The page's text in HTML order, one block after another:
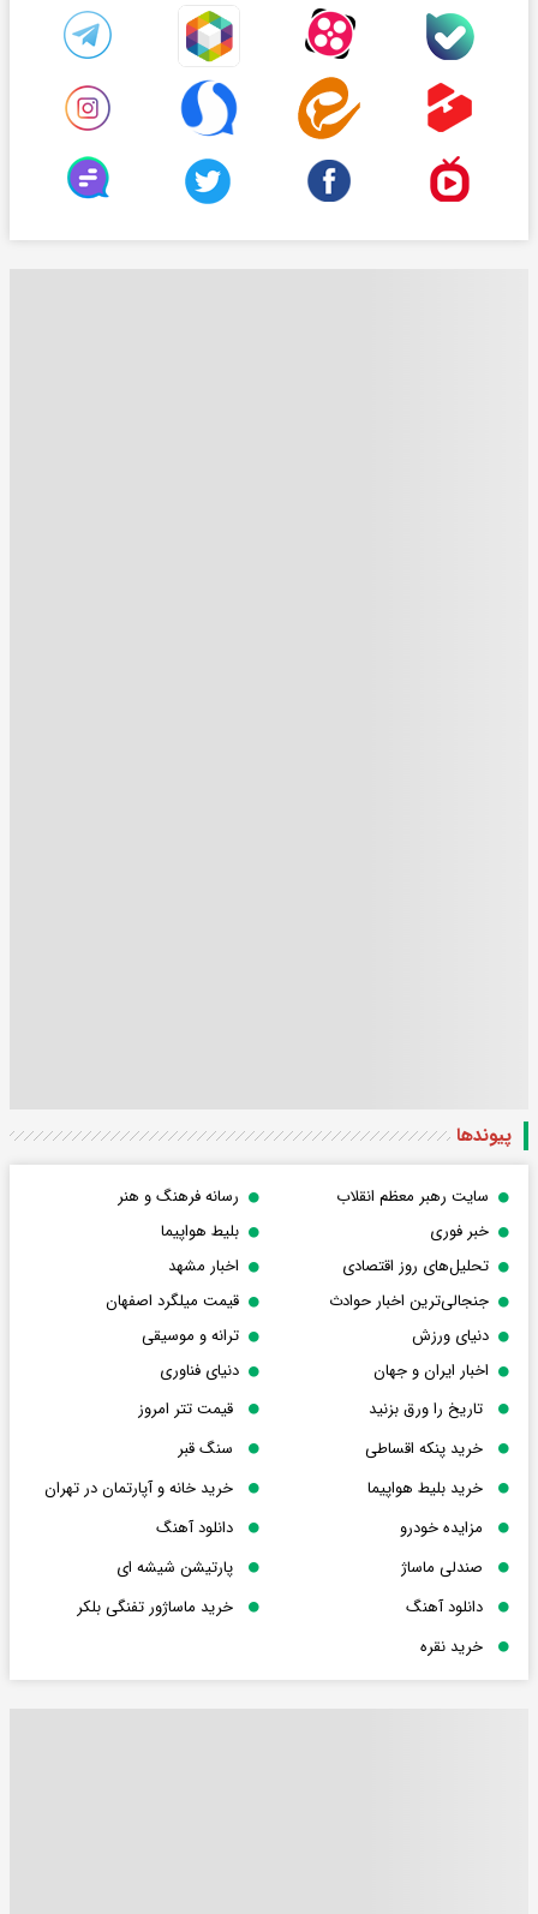
پیوندها
سایت رهبر معظم انقلاب
رسانه فرهنگ و هنر
خبر فوری
بلیط هواپیما
تحلیل‌های روز اقتصادی
اخبار مشهد
جنجالی‌ترین اخبار حوادث
قیمت میلگرد اصفهان
دنیای ورزش
ترانه و موسیقی
اخبار ایران و جهان
دنیای فناوری
تاریخ را ورق بزنید
قیمت تتر امروز
خرید پنکه اقساطی
سنگ قبر
خرید بلیط هواپیما
خرید خانه و آپارتمان در تهران
مزایده خودرو
دانلود آهنگ
صندلی ماساژ
پارتیشن شیشه ای
دانلود آهنگ
خرید ماساژور تفنگی بلکر
خرید نقره